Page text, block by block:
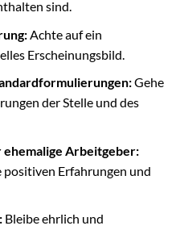
sind.
Achte auf ein
Erscheinungsbild.
Gehe
der Stelle und des
Arbeitgeber:
Erfahrungen und
Bleibe ehrlich und